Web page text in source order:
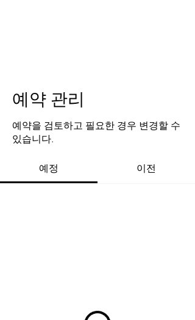
예약 관리
예약을 검토하고 필요한 경우 변경할 수
있습니다.
예정 이전